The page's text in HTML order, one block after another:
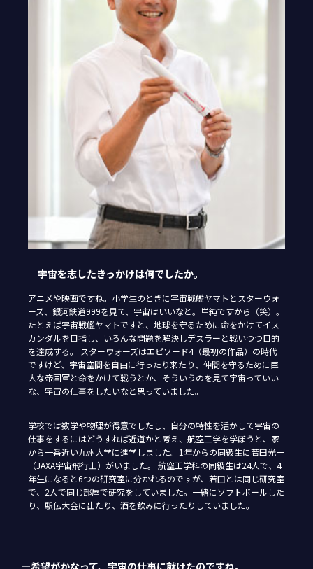
―宇宙を志したきっかけは何でしたか。
アニメや映画ですね。小学生のときに宇宙戦艦ヤマトとスターウォ
ーズ、銀河鉄道999を見て、宇宙はいいなと。単純ですから（笑）。
たとえば宇宙戦艦ヤマトですと、地球を守るために命をかけてイス
カンダルを目指し、いろんな問題を解決しデスラーと戦いつつ目的
を達成する。 スターウォーズはエピソード4（最初の作品）の時代
ですけど、宇宙空間を自由に行ったり来たり、仲間を守るために巨
大な帝国軍と命をかけて戦うとか、そういうのを見て宇宙っていい
な、宇宙の仕事をしたいなと思っていました。
学校では数学や物理が得意でしたし、自分の特性を活かして宇宙の
仕事をするにはどうすれば近道かと考え、航空工学を学ぼうと、家
から一番近い九州大学に進学しました。1年からの同級生に若田光一
（JAXA宇宙飛行士）がいました。 航空工学科の同級生は24人で、4
年生になると6つの研究室に分かれるのですが、若田とは同じ研究室
で、2人で同じ部屋で研究をしていました。一緒にソフトボールした
り、駅伝大会に出たり、酒を飲みに行ったりしていました。